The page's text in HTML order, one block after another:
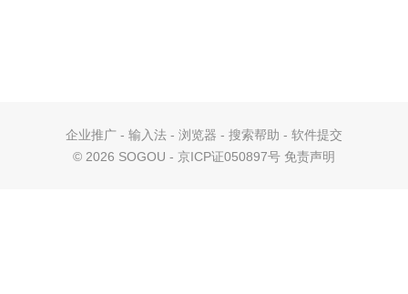
企业推广 - 输入法 - 浏览器 - 搜索帮助 - 软件提交
© 2026 SOGOU - 京ICP证050897号 免责声明